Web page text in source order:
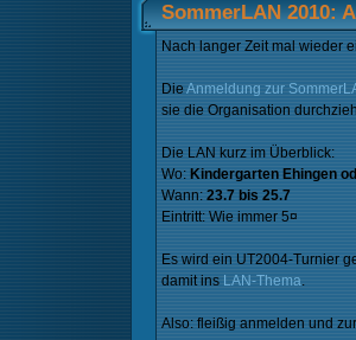
SommerLAN 2010:
Nach langer Zeit mal wieder
Die Anmeldung zur
sie die Organisation
Die LAN kurz im Überblick:
Wo: Kindergarten Ehingen
Wann: 23.7 bis 25.7
Eintritt: Wie immer 5¤
Es wird ein UT2004-Turnier
damit ins LAN-Thema.
Also: fleißig anmelden und